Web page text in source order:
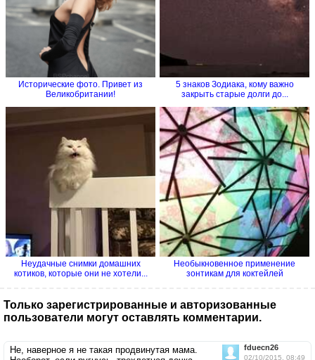
Исторические фото. Привет из
Великобритании!
5 знаков Зодиака, кому важно
закрыть старые долги до...
Неудачные снимки домашних
котиков, которые они не хотели...
Необыкновенное применение
зонтикам для коктейлей
Только зарегистрированные и авторизованные
пользователи могут оставлять комментарии.
fduecn26
02/10/2015, 08:49
Не, наверное я не такая продвинутая мама.